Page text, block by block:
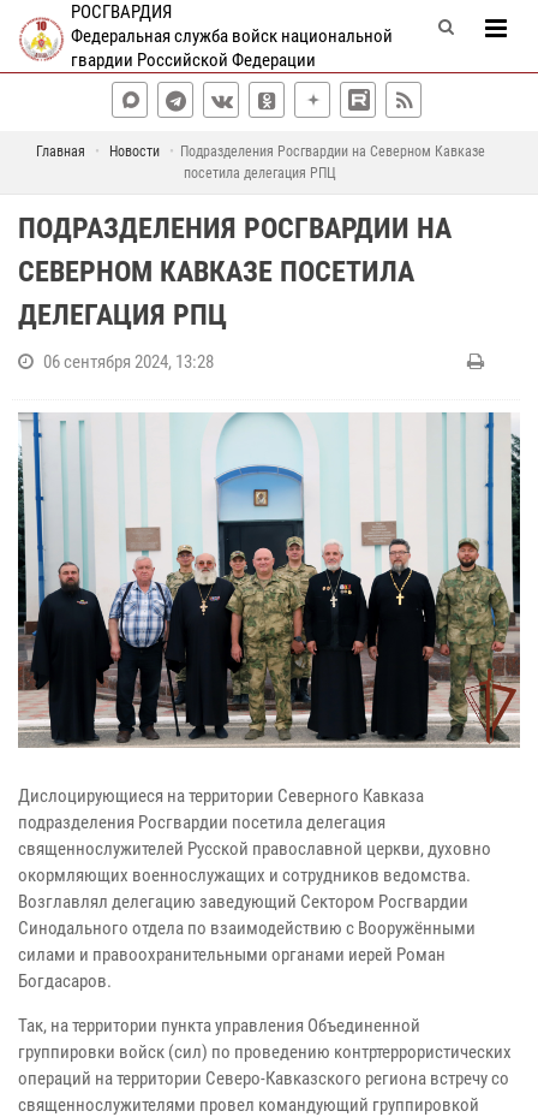
РОСГВАРДИЯ
Федеральная служба войск национальной
гвардии Российской Федерации
Главная Новости
Подразделения Росгвардии на Северном Кавказе
посетила делегация РПЦ
ПОДРАЗДЕЛЕНИЯ РОСГВАРДИИ НА
СЕВЕРНОМ КАВКАЗЕ ПОСЕТИЛА
ДЕЛЕГАЦИЯ РПЦ
06 сентября 2024, 13:28
Дислоцирующиеся на территории Северного Кавказа
подразделения Росгвардии посетила делегация
священнослужителей Русской православной церкви, духовно
окормляющих военнослужащих и сотрудников ведомства.
Возглавлял делегацию заведующий Сектором Росгвардии
Синодального отдела по взаимодействию с Вооружёнными
силами и правоохранительными органами иерей Роман
Богдасаров.
Так, на территории пункта управления Объединенной
группировки войск (сил) по проведению контртеррористических
операций на территории Северо-Кавказского региона встречу со
священнослужителями провел командующий группировкой